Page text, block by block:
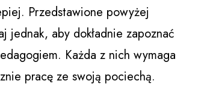
Przedstawione powyżej
jednak, aby dokładnie zapoznać
Każda z nich wymaga
pracę ze swoją pociechą.